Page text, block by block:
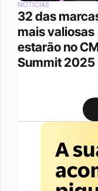
NOTÍCIAS
32 das
mais valiosas
estarão no
Summit 2025